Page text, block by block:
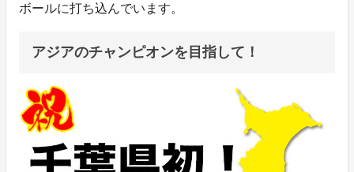
ボールに打ち込んでいます。
アジアのチャンピオンを目指して！